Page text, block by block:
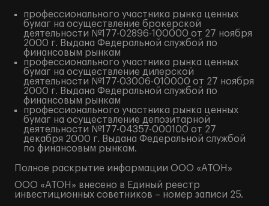
профессионального участника рынка ценных
бумаг на осуществление брокерской
деятельности №177-02896-100000 от 27 ноября
2000 г. Выдана Федеральной службой по
финансовым рынкам
профессионального участника рынка ценных
бумаг на осуществление дилерской
деятельности №177-03006-010000 от 27 ноября
2000 г. Выдана Федеральной службой по
финансовым рынкам
профессионального участника рынка ценных
бумаг на осуществление депозитарной
деятельности №177-04357-000100 от 27
декабря 2000 г. Выдана Федеральной службой
по финансовым рынкам.
Полное раскрытие информации ООО «АТОН»
ООО «АТОН» внесено в Единый реестр
инвестиционных советников – номер записи 25.